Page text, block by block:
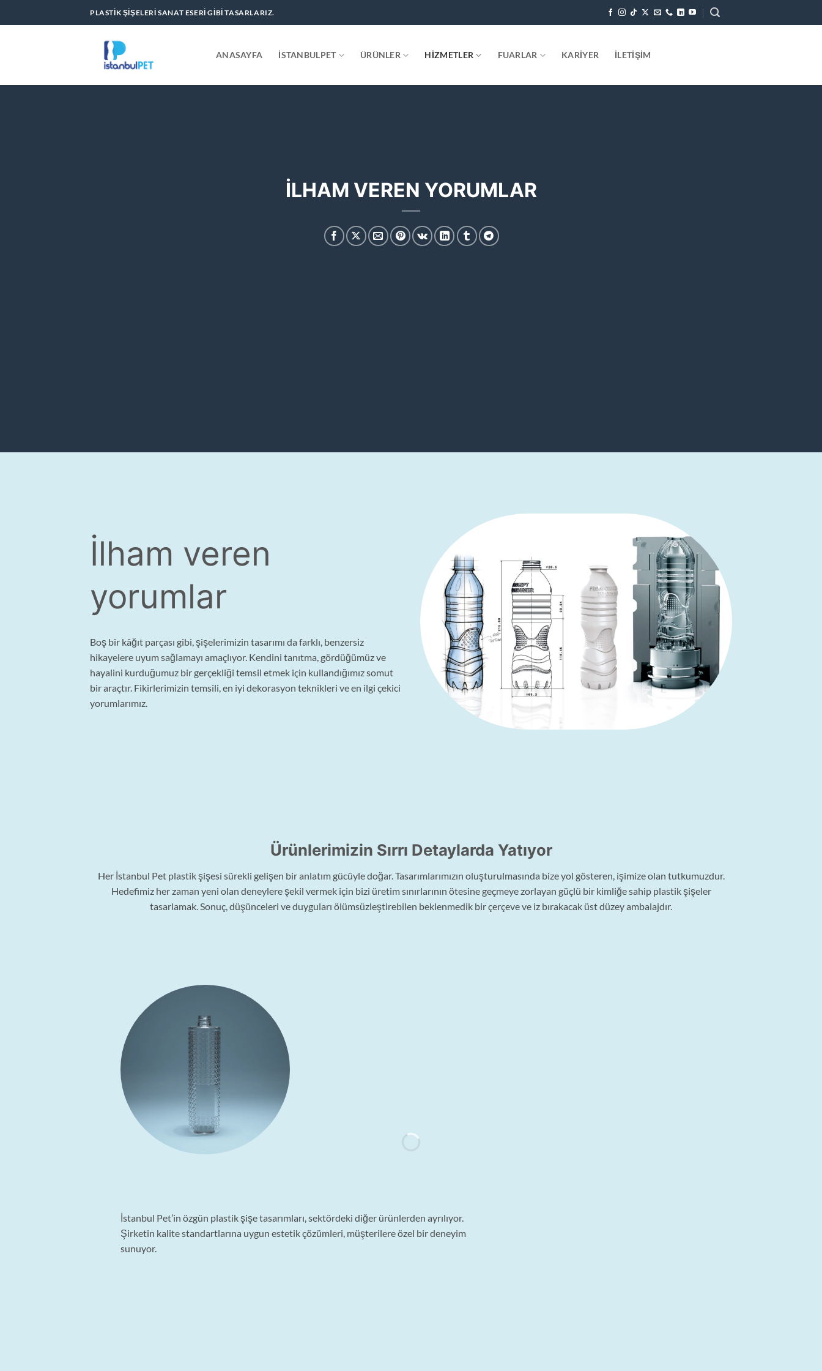
atla
PLASTIK ŞIŞELERI SANAT ESERI GIBI TASARLARIZ.
ANASAYFA İSTANBULPET ÜRÜNLER HIZMETLER FUARLAR KARIYER İLETIŞIM
İLHAM VEREN YORUMLAR
İlham veren
yorumlar
Boş bir kâğıt parçası gibi, şişelerimizin tasarımı da farklı, benzersiz
hikayelere uyum sağlamayı amaçlıyor. Kendini tanıtma, gördüğümüz ve
hayalini kurduğumuz bir gerçekliği temsil etmek için kullandığımız somut
bir araçtır. Fikirlerimizin temsili, en iyi dekorasyon teknikleri ve en ilgi çekici
yorumlarımız.
Ürünlerimizin Sırrı Detaylarda Yatıyor
Her İstanbul Pet plastik şişesi sürekli gelişen bir anlatım gücüyle doğar. Tasarımlarımızın oluşturulmasında bize yol gösteren, işimize olan tutkumuzdur.
Hedefimiz her zaman yeni olan deneylere şekil vermek için bizi üretim sınırlarının ötesine geçmeye zorlayan güçlü bir kimliğe sahip plastik şişeler
tasarlamak. Sonuç, düşünceleri ve duyguları ölümsüzleştirebilen beklenmedik bir çerçeve ve iz bırakacak üst düzey ambalajdır.
“
İstanbul Pet’in özgün plastik şişe tasarımları, sektördeki diğer ürünlerden ayrılıyor.
Şirketin kalite standartlarına uygun estetik çözümleri, müşterilere özel bir deneyim
sunuyor.